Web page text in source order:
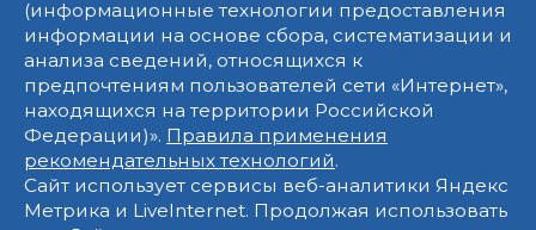
(информационные технологии предоставления
информации на основе сбора, систематизации и
анализа сведений, относящихся к
предпочтениям пользователей сети «Интернет»,
находящихся на территории Российской
Федерации)». Правила применения
рекомендательных технологий.
Сайт использует сервисы веб-аналитики Яндекс
Метрика и LiveInternet. Продолжая использовать